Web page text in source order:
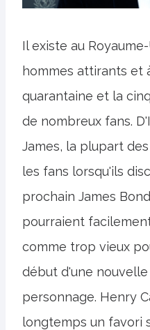
Il existe au
hommes attirants et
quarantaine et la
de nombreux fans.
James, la plupart
les fans lorsqu'ils
prochain James
pourraient
comme trop vieux
début d'une
personnage. Henry
longtemps un favori